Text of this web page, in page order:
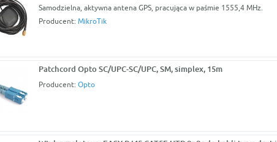
Samodzielna, aktywna antena GPS, pracująca w paśmie 1555,4 MHz.
Producent: MikroTik
Patchcord Opto SC/UPC-SC/UPC, SM, simplex, 15m
Producent: Opto